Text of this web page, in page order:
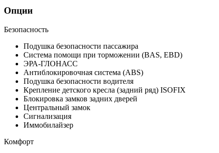
Опции
Безопасность
Подушка безопасности пассажира
Система помощи при торможении (BAS, EBD)
ЭРА-ГЛОНАСС
Антиблокировочная система (ABS)
Подушка безопасности водителя
Крепление детского кресла (задний ряд) ISOFIX
Блокировка замков задних дверей
Центральный замок
Сигнализация
Иммобилайзер
Комфорт